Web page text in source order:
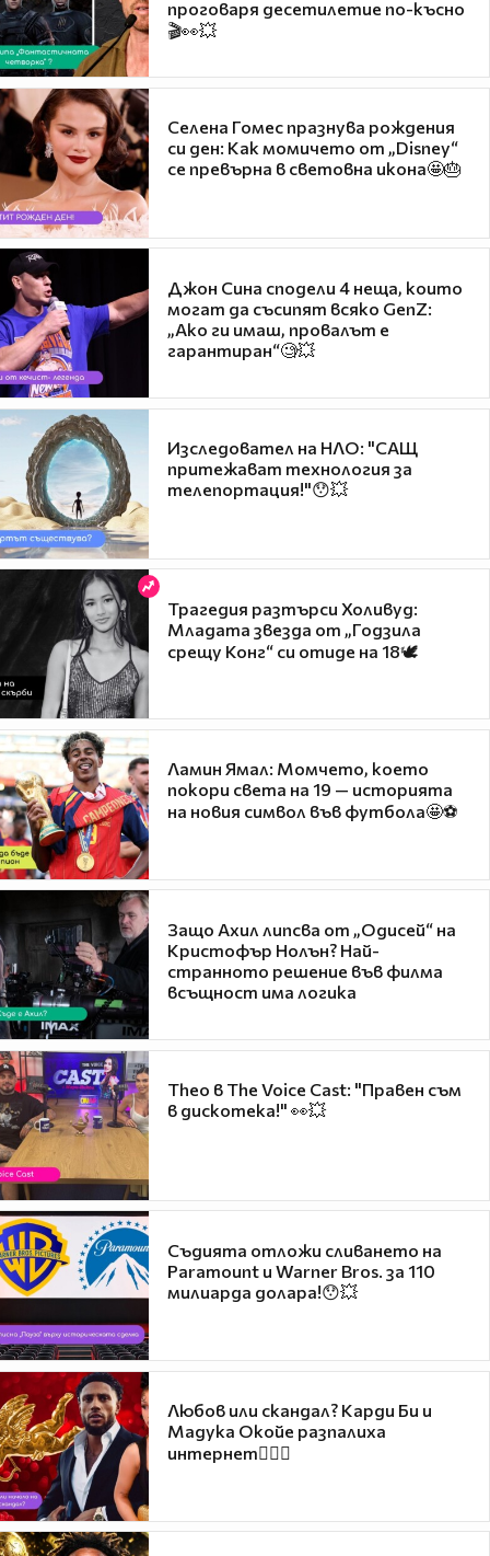
проговаря десетилетие по-късно
🎬👀💥
Селена Гомес празнува рождения
си ден: Как момичето от „Disney“
се превърна в световна икона🤩🎂
Джон Сина сподели 4 неща, които
могат да съсипят всяко GenZ:
„Ако ги имаш, провалът е
гарантиран“🧐💥
Изследовател на НЛО: "САЩ
притежават технология за
телепортация!"😯💥
Трагедия разтърси Холивуд:
Младата звезда от „Годзила
срещу Конг“ си отиде на 18🕊️
Ламин Ямал: Момчето, което
покори света на 19 — историята
на новия символ във футбола🤩⚽
Защо Ахил липсва от „Одисей“ на
Кристофър Нолън? Най-
странното решение във филма
всъщност има логика
Theo в The Voice Cast: "Правен съм
в дискотека!" 👀💥
Съдията отложи сливането на
Paramount и Warner Bros. за 110
милиарда долара!😯💥
Любов или скандал? Карди Би и
Мадука Окойе разпалиха
интернет❤️‍🔥🔥